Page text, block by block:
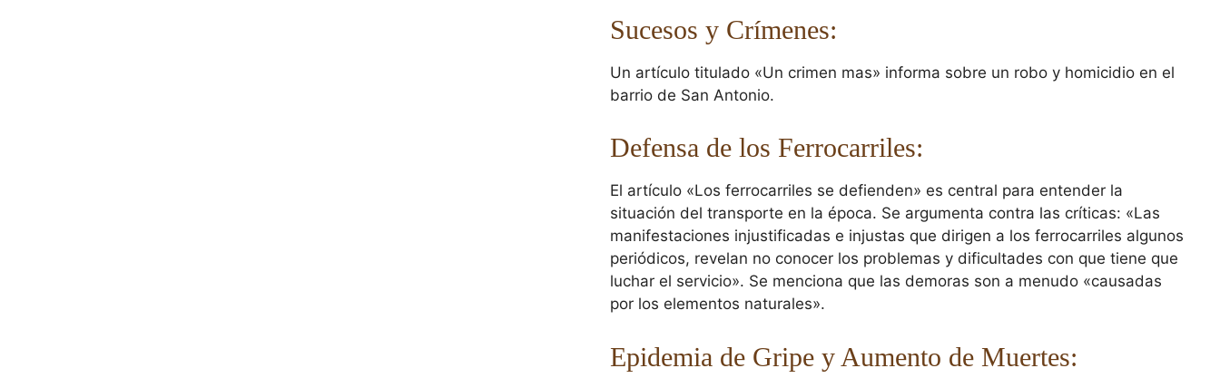
Sucesos y Crímenes:
Un artículo titulado «Un crimen mas» informa sobre un robo y homicidio en el
barrio de San Antonio.
Defensa de los Ferrocarriles:
El artículo «Los ferrocarriles se defienden» es central para entender la
situación del transporte en la época. Se argumenta contra las críticas: «Las
manifestaciones injustificadas e injustas que dirigen a los ferrocarriles algunos
periódicos, revelan no conocer los problemas y dificultades con que tiene que
luchar el servicio». Se menciona que las demoras son a menudo «causadas
por los elementos naturales».
Epidemia de Gripe y Aumento de Muertes: